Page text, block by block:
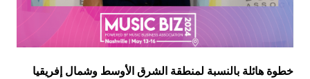
خطوة هائلة بالنسبة لمنطقة الشرق الأوسط وشمال إفريقيا